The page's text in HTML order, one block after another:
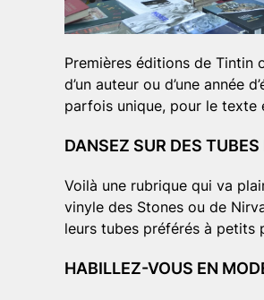
Premières éditions de Tintin
d’un auteur ou d’une année
parfois unique, pour le texte
DANSEZ SUR DES
Voilà une rubrique qui va
vinyle des Stones ou de
leurs tubes préférés à petits
HABILLEZ-VOUS EN